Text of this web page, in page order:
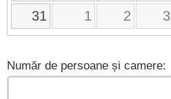
31
1 2 3
Număr de persoane și camere: